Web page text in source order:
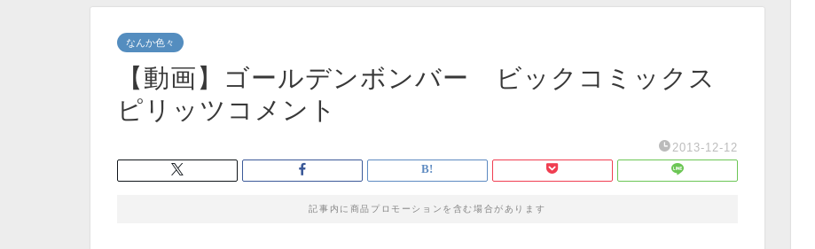
なんか色々
【動画】ゴールデンボンバー ビックコミックス
ピリッツコメント
2013-12-12
記事内に商品プロモーションを含む場合があります